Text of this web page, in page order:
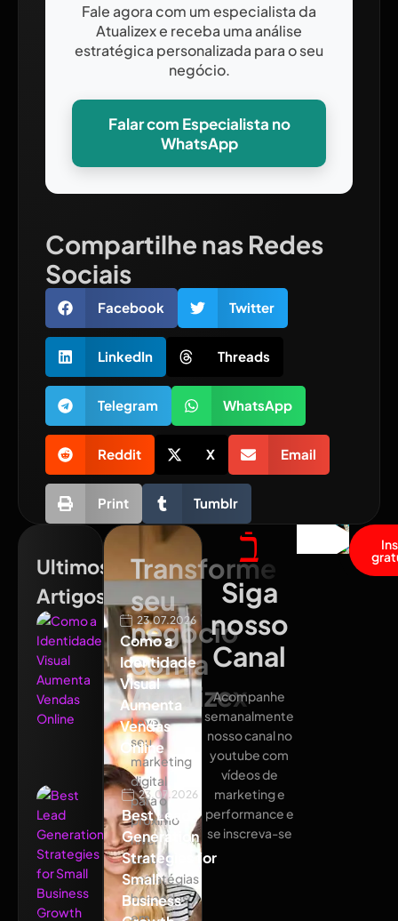
Ultimos
Artigos
23.07.2026
Como a
Identidade
Visual
Aumenta
Vendas
Online
23.07.2026
Best Lead
Generation
Strategies for
Small
Business
Transforme
seu
negócio
com a
Atualizex
Leve
seu
marketing
digital
para o
próximo
nível
com
estratégias
baseadas
em
Siga
nosso
Canal
Acompanhe
semanalmente
nosso canal no
youtube com
vídeos de
marketing e
performance e
se inscreva-se
Fale agora com um especialista da
Atualizex e receba uma análise
estratégica personalizada para o seu
negócio.
Falar com Especialista no
WhatsApp
Compartilhe nas Redes
Sociais
Facebook Twitter
LinkedIn Threads
Telegram WhatsApp
Reddit X Email
Print Tumblr